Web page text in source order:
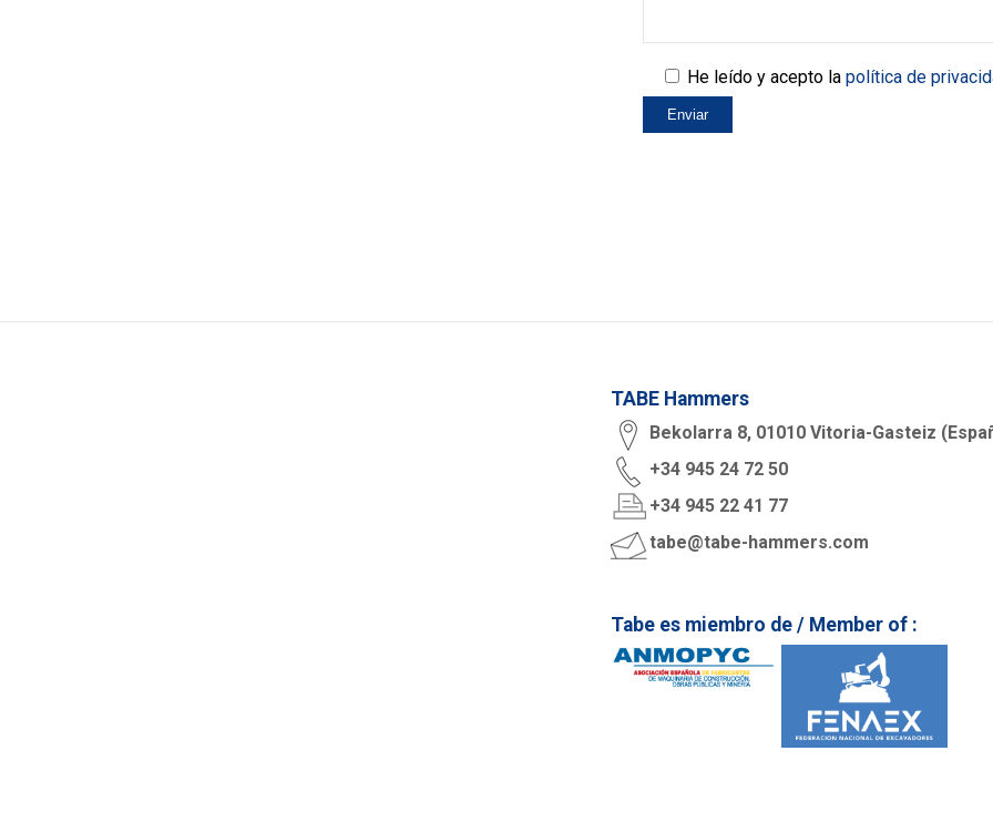
He leído y acepto lapolítica de
TABE Hammers
Bekolarra 8, 01010 Vitoria-Gasteiz
+34 945 24 72 50
+34 945 22 41 77
tabe@tabe-hammers.com
Tabe es miembro de / Member of :